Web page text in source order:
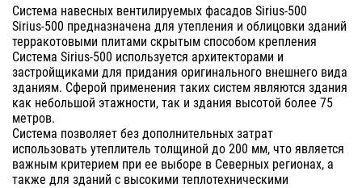
Система навесных вентилируемых фасадов Sirius-500
Sirius-500 предназначена для утепления и облицовки зданий
терракотовыми плитами скрытым способом крепления
Система Sirius-500 используется архитекторами и
застройщиками для придания оригинального внешнего вида
зданиям. Сферой применения таких систем являются здания
как небольшой этажности, так и здания высотой более 75
метров.
Система позволяет без дополнительных затрат
использовать утеплитель толщиной до 200 мм, что является
важным критерием при ее выборе в Северных регионах, а
также для зданий с высокими теплотехническими